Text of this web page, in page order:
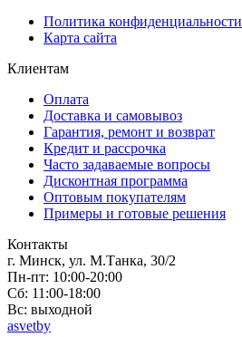
Политика конфиденциальности
Карта сайта
Клиентам
Оплата
Доставка и самовывоз
Гарантия, ремонт и возврат
Кредит и рассрочка
Часто задаваемые вопросы
Дисконтная программа
Оптовым покупателям
Примеры и готовые решения
Контакты
г. Минск, ул. М.Танка, 30/2
Пн-пт: 10:00-20:00
Сб: 11:00-18:00
Вс: выходной
asvetby